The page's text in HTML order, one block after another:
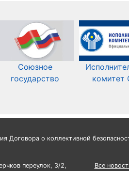
Союзное
государство
комитет
Договора о коллективной
переулок, 3/2,
Все